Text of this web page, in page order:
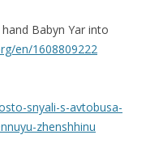
Babyn Yar into
en/1608809222
snyali-s-avtobusa-
zhenshhinu